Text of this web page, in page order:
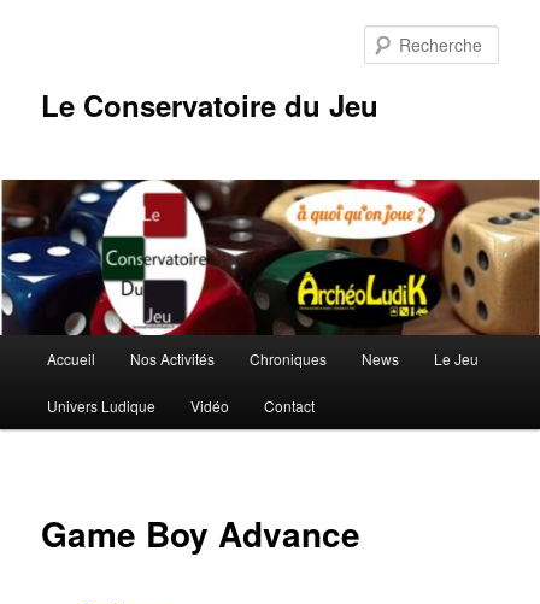
Le Conservatoire du Jeu
principal
Accueil Nos Activités Chroniques News Le Jeu
Univers Ludique Vidéo Contact
Game Boy Advance